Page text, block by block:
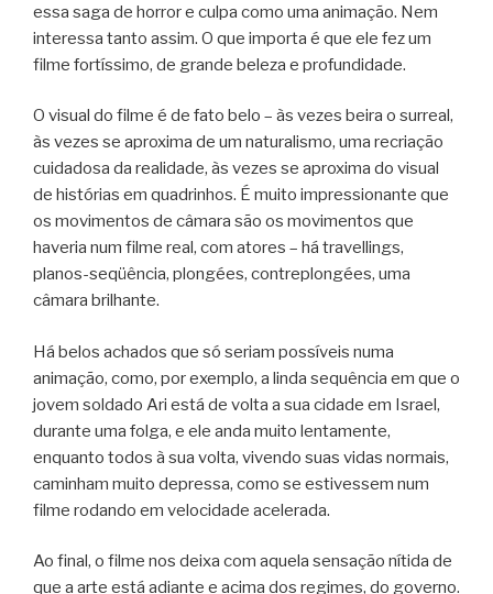
essa saga de horror e culpa como uma animação. Nem
interessa tanto assim. O que importa é que ele fez um
filme fortíssimo, de grande beleza e profundidade.
O visual do filme é de fato belo – às vezes beira o surreal,
às vezes se aproxima de um naturalismo, uma recriação
cuidadosa da realidade, às vezes se aproxima do visual
de histórias em quadrinhos. É muito impressionante que
os movimentos de câmara são os movimentos que
haveria num filme real, com atores – há travellings,
planos-seqüência, plongées, contreplongées, uma
câmara brilhante.
Há belos achados que só seriam possíveis numa
animação, como, por exemplo, a linda sequência em que o
jovem soldado Ari está de volta a sua cidade em Israel,
durante uma folga, e ele anda muito lentamente,
enquanto todos à sua volta, vivendo suas vidas normais,
caminham muito depressa, como se estivessem num
filme rodando em velocidade acelerada.
Ao final, o filme nos deixa com aquela sensação nítida de
que a arte está adiante e acima dos regimes, do governo.